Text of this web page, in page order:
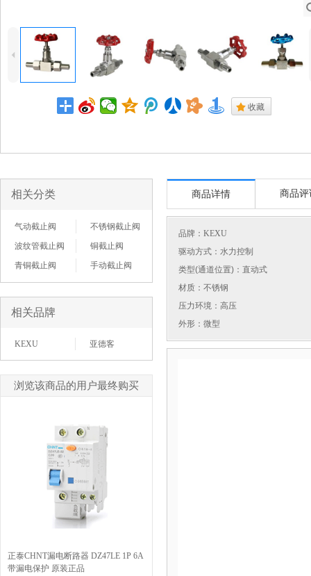
4
. 收藏
相关分类
气动截止阀
不锈钢截止阀
波纹管截止阀
铜截止阀
青铜截止阀
手动截止阀
相关品牌
KEXU 亚德客
浏览该商品的用户最终购买
正泰CHNT漏电断路器 DZ47LE 1P 6A
带漏电保护 原装正品
商品详情 商品评
品牌： KEXU
驱动方式：水力控制
类型(通道位置)：直动式
材质：不锈钢
压力环境：高压
外形：微型